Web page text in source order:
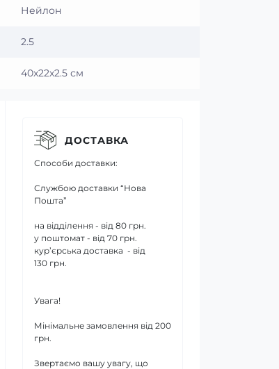
Нейлон
2.5
40х22х2.5 см
ДОСТАВКА
Способи доставки:
Службою доставки “Нова
Пошта”
на відділення - від 80 грн.
у поштомат - від 70 грн.
кур’єрська доставка - від
130 грн.
Увага!
Мінімальне замовлення від 200
грн.
Звертаємо вашу увагу, що